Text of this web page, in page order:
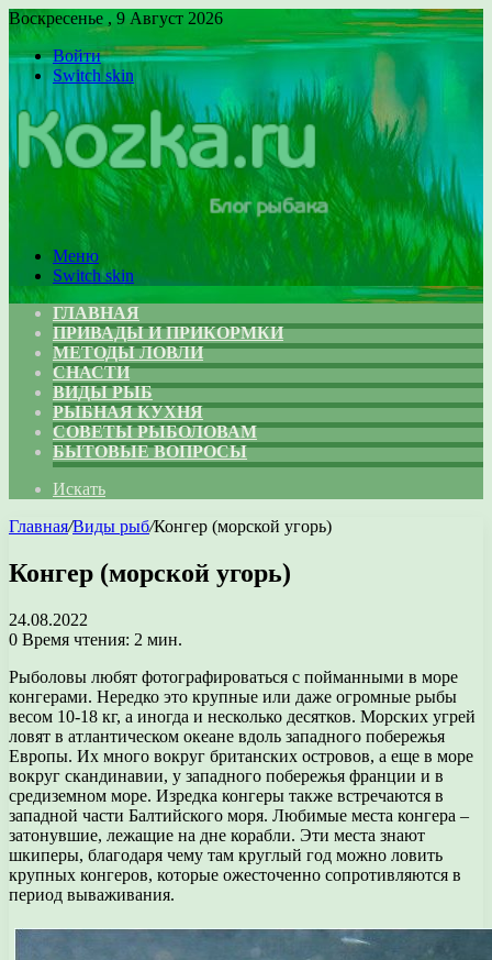
Воскресенье , 9 Август 2026
Войти
Switch skin
Меню
Switch skin
ГЛАВНАЯ
ПРИВАДЫ И ПРИКОРМКИ
МЕТОДЫ ЛОВЛИ
СНАСТИ
ВИДЫ РЫБ
РЫБНАЯ КУХНЯ
СОВЕТЫ РЫБОЛОВАМ
БЫТОВЫЕ ВОПРОСЫ
Искать
Главная/Виды рыб/Конгер (морской угорь)
Конгер (морской угорь)
24.08.2022
0 Время чтения: 2 мин.
Рыболовы любят фотографироваться с пойманными в море
конгерами. Нередко это крупные или даже огромные рыбы
весом 10-18 кг, а иногда и несколько десятков. Морских угрей
ловят в атлантическом океане вдоль западного побережья
Европы. Их много вокруг британских островов, а еще в море
вокруг скандинавии, у западного побережья франции и в
средиземном море. Изредка конгеры также встречаются в
западной части Балтийского моря. Любимые места конгера –
затонувшие, лежащие на дне корабли. Эти места знают
шкиперы, благодаря чему там круглый год можно ловить
крупных конгеров, которые ожесточенно сопротивляются в
период вываживания.